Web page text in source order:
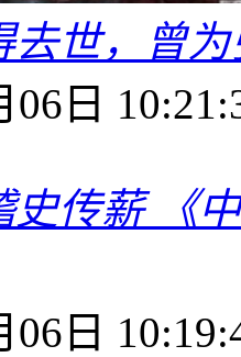
去世，曾
06日
史传薪 《
06日